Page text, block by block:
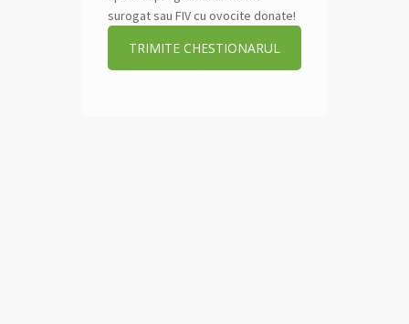
surogat sau FIV cu ovocite donate!
TRIMITE CHESTIONARUL